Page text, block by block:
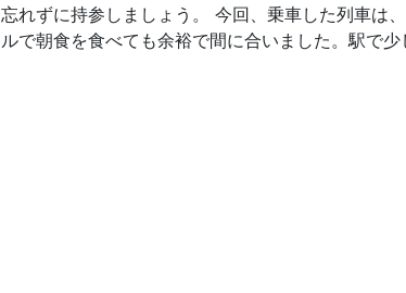
ずに持参しましょう。 今回、乗車した列車は、
で朝食を食べても余裕で間に合いました。駅で